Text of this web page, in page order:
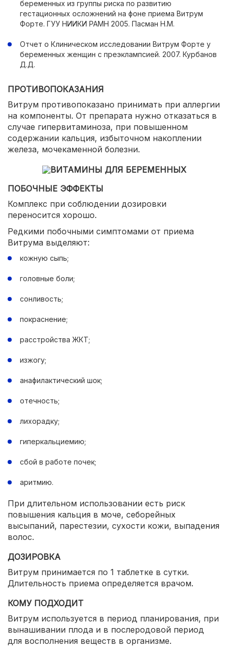
беременных из группы риска по развитию
гестационных осложнений на фоне приема Витрум
Форте. ГУУ НИИКИ РАМН 2005. Пасман Н.М.
Отчет о Клиническом исследовании Витрум Форте у
беременных женщин с преэклампсией. 2007. Курбанов
Д.Д.
ПРОТИВОПОКАЗАНИЯ
Витрум противопоказано принимать при аллергии
на компоненты. От препарата нужно отказаться в
случае гипервитаминоза, при повышенном
содержании кальция, избыточном накоплении
железа, мочекаменной болезни.
ПОБОЧНЫЕ ЭФФЕКТЫ
Комплекс при соблюдении дозировки
переносится хорошо.
Редкими побочными симптомами от приема
Витрума выделяют:
кожную сыпь;
головные боли;
сонливость;
покраснение;
расстройства ЖКТ;
изжогу;
анафилактический шок;
отечность;
лихорадку;
гиперкальциемию;
сбой в работе почек;
аритмию.
При длительном использовании есть риск
повышения кальция в моче, себорейных
высыпаний, парестезии, сухости кожи, выпадения
волос.
ДОЗИРОВКА
Витрум принимается по 1 таблетке в сутки.
Длительность приема определяется врачом.
КОМУ ПОДХОДИТ
Витрум используется в период планирования, при
вынашивании плода и в послеродовой период
для восполнения веществ в организме.